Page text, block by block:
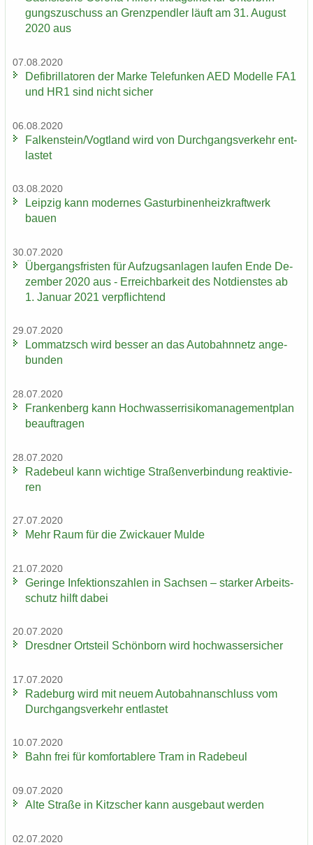
gungs­zu­schuss an Grenz­pend­ler läuft am 31. Au­gust
2020 aus
07.08.2020
De­fi­bril­la­to­ren der Marke Te­le­fun­ken AED Mo­del­le FA1
und HR1 sind nicht si­cher
06.08.2020
Fal­ken­stein/Vogt­land wird von Durch­gangs­ver­kehr ent­
las­tet
03.08.2020
Leip­zig kann mo­der­nes Gas­tur­bi­nen­heiz­kraft­werk
bauen
30.07.2020
Über­gangs­fris­ten für Auf­zugs­an­la­gen lau­fen Ende De­
zem­ber 2020 aus - Er­reich­bar­keit des Not­diens­tes ab
1. Ja­nu­ar 2021 ver­pflich­tend
29.07.2020
Lom­matzsch wird bes­ser an das Au­to­bahn­netz an­ge­
bun­den
28.07.2020
Fran­ken­berg kann Hoch­was­ser­ri­si­ko­ma­nage­ment­plan
be­auf­tra­gen
28.07.2020
Ra­de­beul kann wich­ti­ge Stra­ßen­ver­bin­dung re­ak­ti­vie­
ren
27.07.2020
Mehr Raum für die Zwi­ckau­er Mulde
21.07.2020
Ge­rin­ge In­fek­ti­ons­zah­len in Sach­sen – star­ker Ar­beits­
schutz hilft dabei
20.07.2020
Dresd­ner Orts­teil Schön­born wird hoch­was­ser­si­cher
17.07.2020
Ra­de­burg wird mit neuem Au­to­bahn­an­schluss vom
Durch­gangs­ver­kehr ent­las­tet
10.07.2020
Bahn frei für kom­for­ta­ble­re Tram in Ra­de­beul
09.07.2020
Alte Stra­ße in Kitz­scher kann aus­ge­baut wer­den
02.07.2020